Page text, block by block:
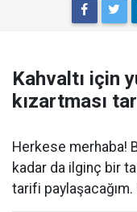
Kahvaltı için
kızartması
Herkese merhaba!
kadar da ilginç bir
tarifi